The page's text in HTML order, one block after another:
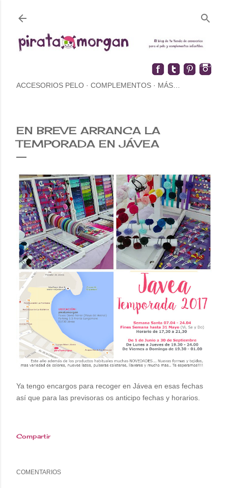
ACCESORIOS PELO COMPLEMENTOS MÁS…
EN BREVE ARRANCA LA
TEMPORADA EN JÁVEA
Ya tengo encargos para recoger en Jávea en esas fechas
así que para las previsoras os anticipo fechas y horarios.
Compartir
COMENTARIOS